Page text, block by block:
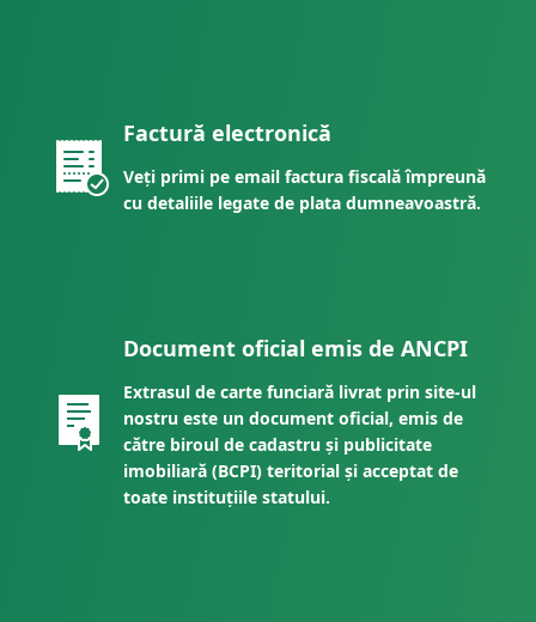
Factură electronică
Veți primi pe email factura fiscală împreună
cu detaliile legate de plata dumneavoastră.
Document oficial emis de ANCPI
Extrasul de carte funciară livrat prin site-ul
nostru este un document oficial, emis de
către biroul de cadastru și publicitate
imobiliară (BCPI) teritorial și acceptat de
toate instituțiile statului.